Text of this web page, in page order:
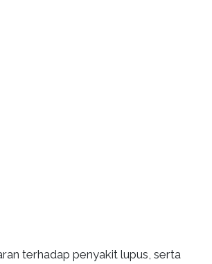
terhadap penyakit lupus, serta